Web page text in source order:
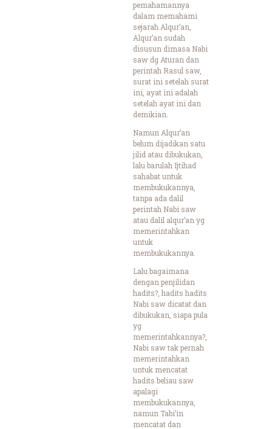
pemahamannya
dalam memahami
sejarah Alqur’an,
Alqur’an sudah
disusun dimasa Nabi
saw dg Aturan dan
perintah Rasul saw,
surat ini setelah surat
ini, ayat ini adalah
setelah ayat ini dan
demikian.
Namun Alqur’an
belum dijadikan satu
jilid atau dibukukan,
lalu barulah Ijtihad
sahabat untuk
membukukannya,
tanpa ada dalil
perintah Nabi saw
atau dalil alqur’an yg
memerintahkan
untuk
membukukannya.
Lalu bagaimana
dengan penjilidan
hadits?, hadits hadits
Nabi saw dicatat dan
dibukukan, siapa pula
yg
memerintahkannya?,
Nabi saw tak pernah
memerintahkan
untuk mencatat
hadits beliau saw
apalagi
membukukannya,
namun Tabi’in
mencatat dan